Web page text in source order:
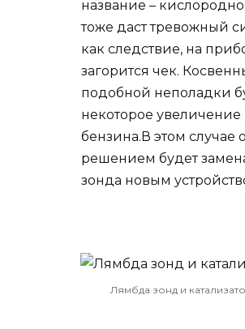
название –
тоже даст тревожный
как следствие, на
загорится чек.
подобной неполадки
некоторое увеличение
бензина.В этом случае
решением будет
зонда новым
Лямбда зонд и